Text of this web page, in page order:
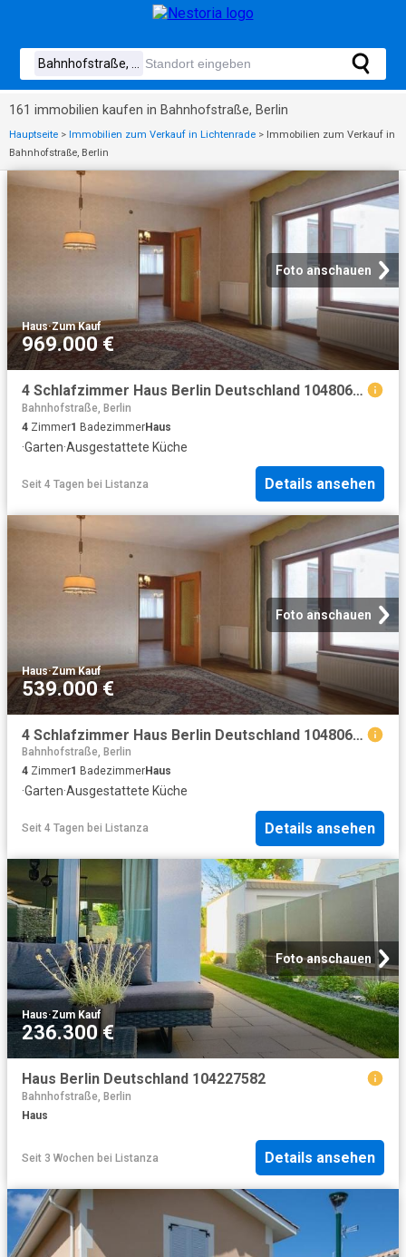
161 immobilien kaufen in Bahnhofstraße, Berlin
Hauptseite > Immobilien zum Verkauf in Lichtenrade > Immobilien zum Verkauf in
Bahnhofstraße, Berlin
Foto anschauen
Haus·Zum Kauf
969.000 €
4 Schlafzimmer Haus Berlin Deutschland 104806192
Bahnhofstraße, Berlin
4 Zimmer1 BadezimmerHaus
·Garten·Ausgestattete Küche
Seit 4 Tagen bei Listanza Details ansehen
Foto anschauen
Haus·Zum Kauf
539.000 €
4 Schlafzimmer Haus Berlin Deutschland 104806190
Bahnhofstraße, Berlin
4 Zimmer1 BadezimmerHaus
·Garten·Ausgestattete Küche
Seit 4 Tagen bei Listanza Details ansehen
Foto anschauen
Haus·Zum Kauf
236.300 €
Haus Berlin Deutschland 104227582
Bahnhofstraße, Berlin
Haus
Seit 3 Wochen bei Listanza Details ansehen